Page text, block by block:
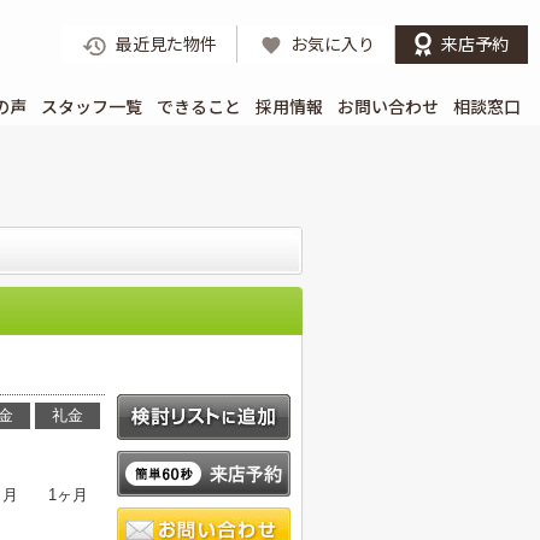
最近見た物件 お気に入り 来店予約
声 スタッフ一覧 できること 採用情報 お問い合わせ 相談窓口
礼金
1ヶ月